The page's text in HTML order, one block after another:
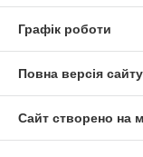
Графік роботи
Повна версія сайту
Сайт створено на